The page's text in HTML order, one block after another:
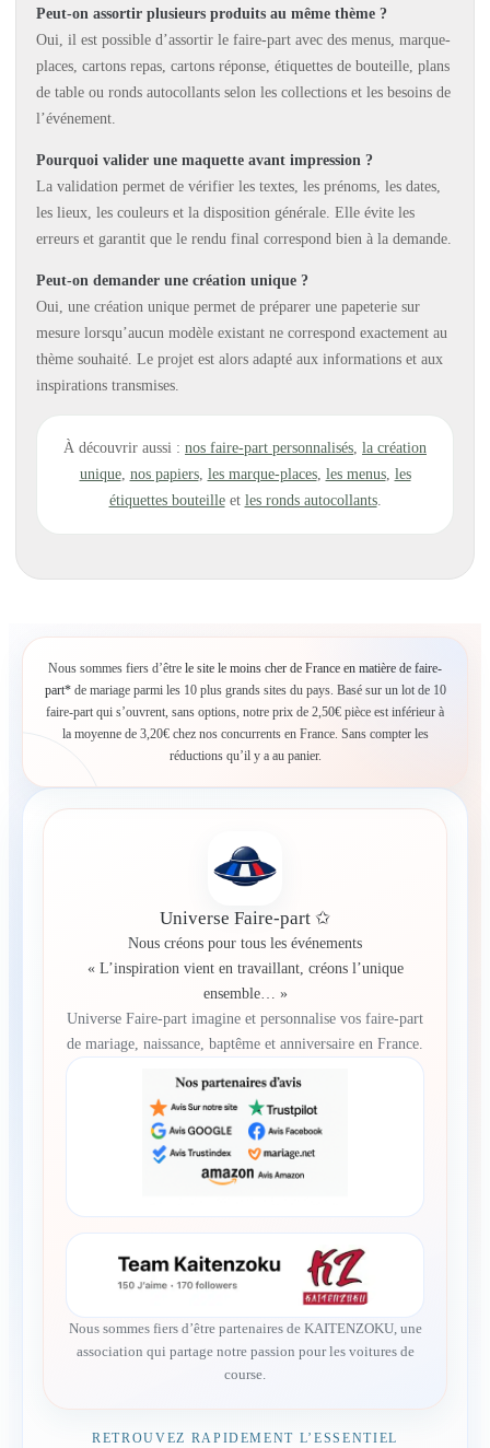
Peut-on assortir plusieurs produits au même thème ?
Oui, il est possible d’assortir le faire-part avec des menus, marque-
places, cartons repas, cartons réponse, étiquettes de bouteille, plans
de table ou ronds autocollants selon les collections et les besoins de
l’événement.
Pourquoi valider une maquette avant impression ?
La validation permet de vérifier les textes, les prénoms, les dates,
les lieux, les couleurs et la disposition générale. Elle évite les
erreurs et garantit que le rendu final correspond bien à la demande.
Peut-on demander une création unique ?
Oui, une création unique permet de préparer une papeterie sur
mesure lorsqu’aucun modèle existant ne correspond exactement au
thème souhaité. Le projet est alors adapté aux informations et aux
inspirations transmises.
À découvrir aussi : nos faire-part personnalisés la création
unique, nos papiers, les marque-places, les menus, les
étiquettes bouteilleet les ronds autocollants.
Nous sommes fiers d’être le site le moins cher de France en matière de faire-
part*de mariage parmi les 10 plus grands sites du pays. Basé sur un lot de 10
faire-part qui s’ouvrent, sans options, notre prix de 2,50€ pièce est inférieur à
la moyenne de 3,20€ chez nos concurrents en France. Sans compter les
réductions qu’il y a au panier.
Universe Faire-part ✩
Nous créons pour tous les événements
« L’inspiration vient en travaillant, créons l’unique
ensemble… »
Universe Faire-part imagine et personnalise vos faire-part
de mariage, naissance, baptême et anniversaire en France.
Nous sommes fiers d’être partenaires de KAITENZOKU, une
association qui partage notre passion pour les voitures de
course.
RETROUVEZ RAPIDEMENT L’ESSENTIEL